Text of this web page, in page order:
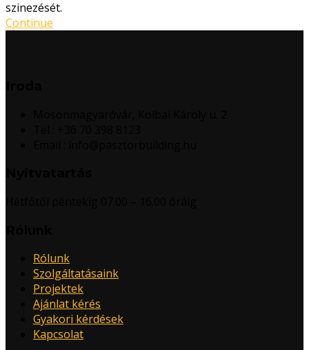
szinezését.
Continue
Rólunk
Szolgáltatásaink
Projektek
Ajánlat kérés
Gyakori kérdések
Kapcsolat